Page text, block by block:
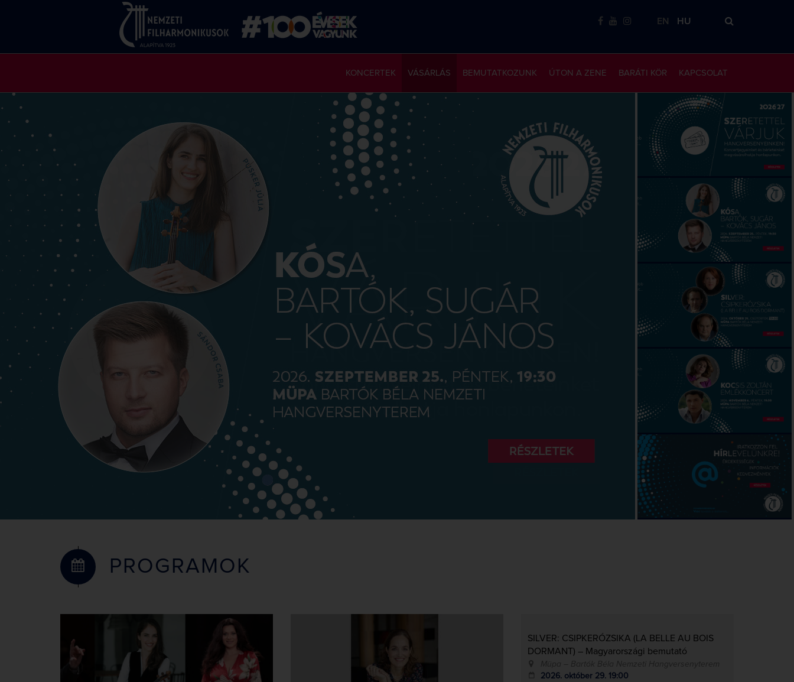
EN HU
KAPCSOLAT
BARÁTI KÖR
ÚTON A ZENE
KONCERTEK VÁSÁRLÁS BEMUTATKOZUNK
PROGRAMOK
SILVER: CSIPKERÓZSIKA (LA BELLE AU BOIS
DORMANT) – Magyarországi bemutató
2026. október 29. 19:00